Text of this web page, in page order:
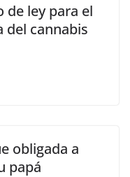
de ley para el
del cannabis
obligada a
papá